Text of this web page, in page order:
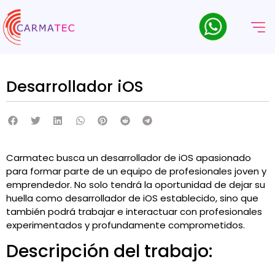
Desarrollador iOS
Carmatec busca un desarrollador de iOS apasionado
para formar parte de un equipo de profesionales joven y
emprendedor. No solo tendrá la oportunidad de dejar su
huella como desarrollador de iOS establecido, sino que
también podrá trabajar e interactuar con profesionales
experimentados y profundamente comprometidos.
Descripción del trabajo: